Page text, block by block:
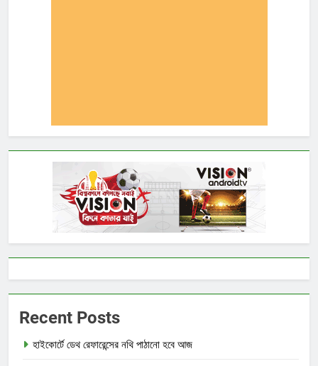
Recent Posts
হাইকোর্টে ডেথ রেফারেন্সের নথি পাঠানো হবে আজ